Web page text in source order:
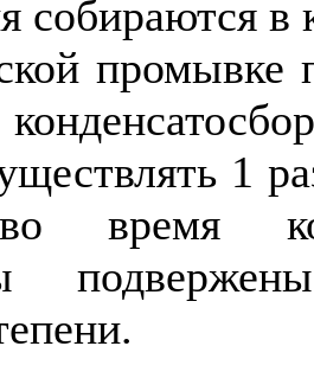
собираются в
промывке
1
время